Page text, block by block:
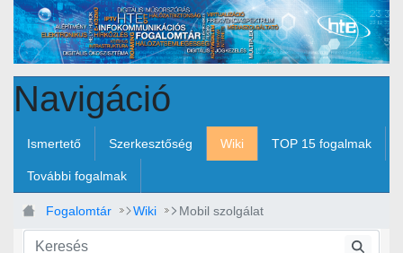
Ugrás a fő tartalomhoz
Navigáció
Ismertető Szerkesztőség Wiki TOP 15 fogalmak
További fogalmak
Fogalomtár Wiki Mobil szolgálat